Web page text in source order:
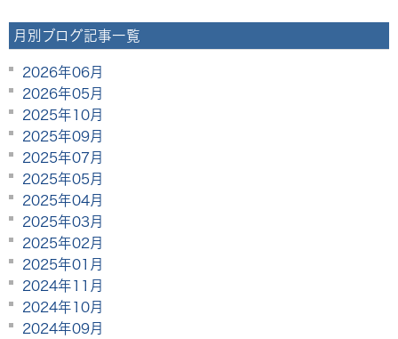
月別ブログ記事一覧
2026年06月
2026年05月
2025年10月
2025年09月
2025年07月
2025年05月
2025年04月
2025年03月
2025年02月
2025年01月
2024年11月
2024年10月
2024年09月